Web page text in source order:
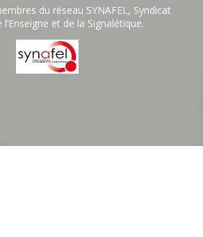
du réseau SYNAFEL, Syndicat
et de la Signalétique.